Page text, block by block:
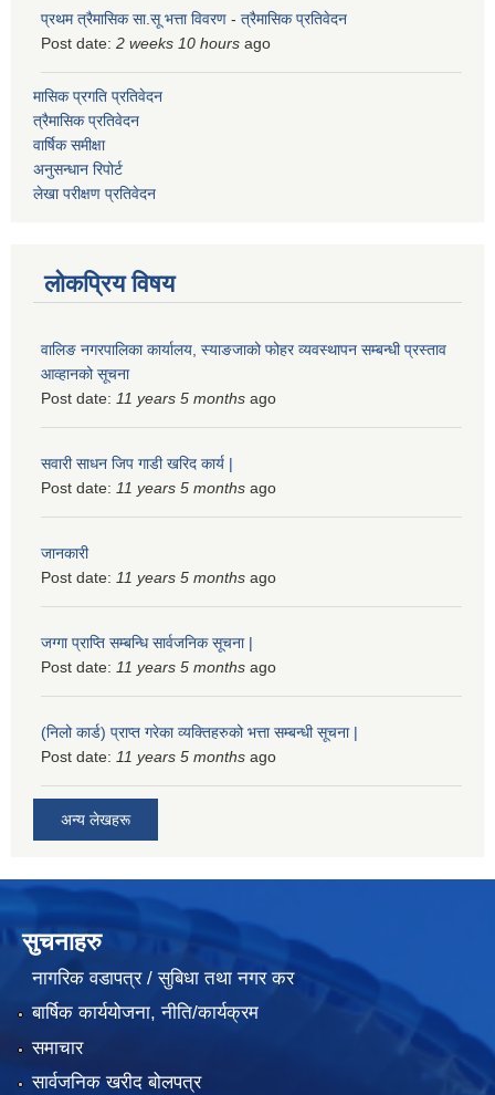
प्रथम त्रैमासिक सा.सू भत्ता विवरण - त्रैमासिक प्रतिवेदन
Post date: 2 weeks 10 hours ago
मासिक प्रगति प्रतिवेदन
त्रैमासिक प्रतिवेदन
वार्षिक समीक्षा
अनुसन्धान रिपोर्ट
लेखा परीक्षण प्रतिवेदन
लोकप्रिय विषय
वालिङ नगरपालिका कार्यालय, स्याङजाको फोहर व्यवस्थापन सम्बन्धी प्रस्ताव
आव्हानको सूचना
Post date: 11 years 5 months ago
सवारी साधन जिप गाडी खरिद कार्य |
Post date: 11 years 5 months ago
जानकारी
Post date: 11 years 5 months ago
जग्गा प्राप्ति सम्बन्धि सार्वजनिक सूचना |
Post date: 11 years 5 months ago
(निलो कार्ड) प्राप्त गरेका व्यक्तिहरुको भत्ता सम्बन्धी सूचना |
Post date: 11 years 5 months ago
अन्य लेखहरू
सुचनाहरु
नागरिक वडापत्र / सुबिधा तथा नगर कर
बार्षिक कार्ययोजना, नीति/कार्यक्रम
समाचार
सार्वजनिक खरीद बोलपत्र